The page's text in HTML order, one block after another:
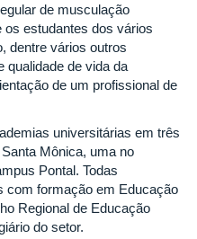
de musculação
os estudantes dos vários
dentre vários outros
qualidade de vida da
de um profissional de
universitárias em três
Mônica, uma no
Pontal. Todas
com formação em Educação
Regional de Educação
do setor.